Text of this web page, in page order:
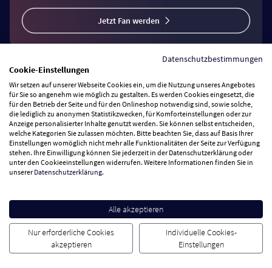
Jetzt Fan werden
Vertrag widerrufen
Zahlungsarten
Wir versenden mit
Besuchen Sie uns
Cookie Einstellungen AGB Datenschutz Impressum
Datenschutzbestimmungen
Cookie-Einstellungen
Wir setzen auf unserer Webseite Cookies ein, um die Nutzung unseres Angebotes
für Sie so angenehm wie möglich zu gestalten. Es werden Cookies eingesetzt, die
für den Betrieb der Seite und für den Onlineshop notwendig sind, sowie solche,
die lediglich zu anonymen Statistikzwecken, für Komforteinstellungen oder zur
Anzeige personalisierter Inhalte genutzt werden. Sie können selbst entscheiden,
welche Kategorien Sie zulassen möchten. Bitte beachten Sie, dass auf Basis Ihrer
Einstellungen womöglich nicht mehr alle Funktionalitäten der Seite zur Verfügung
stehen. Ihre Einwilligung können Sie jederzeit in der Datenschutzerklärung oder
unter den Cookieeinstellungen widerrufen. Weitere Informationen finden Sie in
unsererDatenschutzerklärung.
Alle akzeptieren
Nur erforderliche Cookies
akzeptieren
Individuelle Cookies-
Einstellungen